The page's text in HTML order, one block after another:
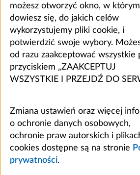
możesz otworzyć okno, w którym
dowiesz się, do jakich celów
wykorzystujemy pliki cookie, i
potwierdzić swoje wybory.
od razu zaakceptować wszystkie
przyciskiem „ZAAKCEPTUJ
WSZYSTKIE I PRZEJDŹ DO
Zmiana ustawień oraz więcej
o ochronie danych osobowych,
ochronie praw autorskich i
cookies dostępne są na stronie
prywatności.